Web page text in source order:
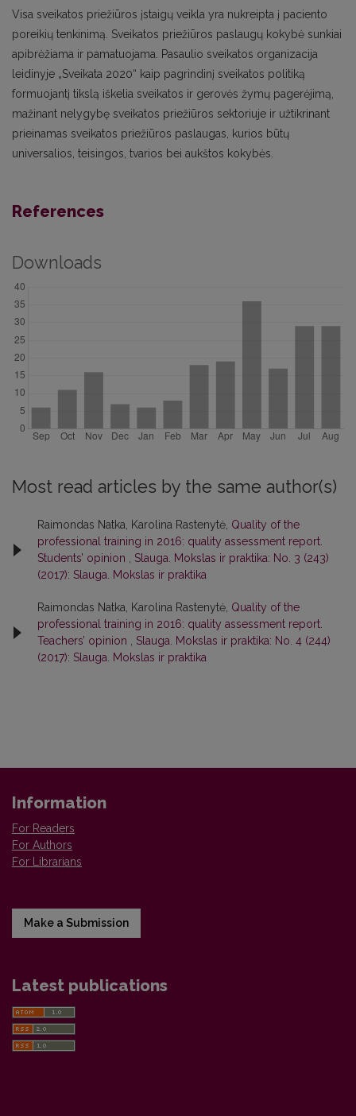
Visa sveikatos priežiūros įstaigų veikla yra nukreipta į paciento
poreikių tenkinimą. Sveikatos priežiūros paslaugų kokybė sunkiai
apibrėžiama ir pamatuojama. Pasaulio sveikatos organizacija
leidinyje „Sveikata 2020“ kaip pagrindinį sveikatos politiką
formuojantį tikslą iškelia sveikatos ir gerovės žymų pagerėjimą,
mažinant nelygybę sveikatos priežiūros sektoriuje ir užtikrinant
prieinamas sveikatos priežiūros paslaugas, kurios būtų
universalios, teisingos, tvarios bei aukštos kokybės.
References
Downloads
Most read articles by the same author(s)
Raimondas Natka, Karolina Rastenytė, Quality of the
professional training in 2016: quality assessment report.
Students’ opinion , Slauga. Mokslas ir praktika: No. 3 (243)
(2017): Slauga. Mokslas ir praktika
Raimondas Natka, Karolina Rastenytė, Quality of the
professional training in 2016: quality assessment report.
Teachers’ opinion , Slauga. Mokslas ir praktika: No. 4 (244)
(2017): Slauga. Mokslas ir praktika
Information
For Readers
For Authors
For Librarians
Make a Submission
Latest publications